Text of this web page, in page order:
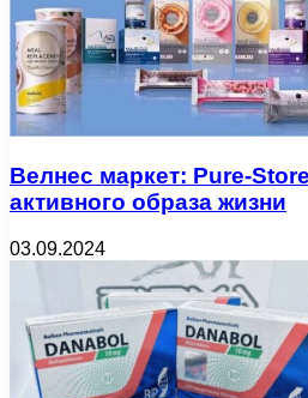
Велнес маркет: Pure-
активного образа жизни
03.09.2024